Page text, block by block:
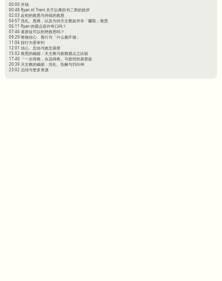
00:00 开场
00:48 Ryan 对 Trent 关于以弗所书二章的批评
02:03 起初的救恩与持续的救恩
04:57 洗礼、恩典，以及为何天主教徒并非「赚取」救恩
06:11 Ryan 的观点容许夸口吗？
07:46 基督徒可以拒绝救恩吗？
09:29 唯独信心、善行与「什么都不做」
11:06 按行为受审判
12:01 信心、忠信与效忠基督
15:02 救恩的确据：天主教与新教观点之比较
17:40 「一次得救，永远得救」与曾经的基督徒
20:39 天主教的确据：洗礼、告解与归向神
23:02 总结与更多资源